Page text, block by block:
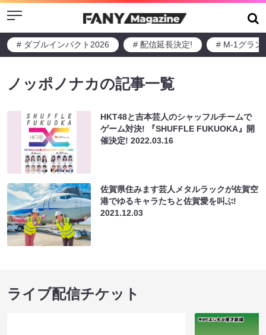
Menu
# ダブルインパクト2026 # 配信延長決定! # M-1グラン
ノッポノナカの記事一覧
HKT48と吉本芸人のシャッフルチームで
ゲーム対決! 『SHUFFLE FUKUOKA』開
催決定!2022.03.16
佐賀県住みます芸人メタルラックが佐賀空
港でゆるキャラたちと佐賀愛を叫ぶ!
2021.12.03
ライブ配信チケット